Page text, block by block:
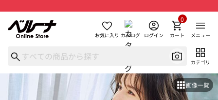
お気に入り カタログ ログイン カート
0
メニュー
カテゴリ
画像一覧